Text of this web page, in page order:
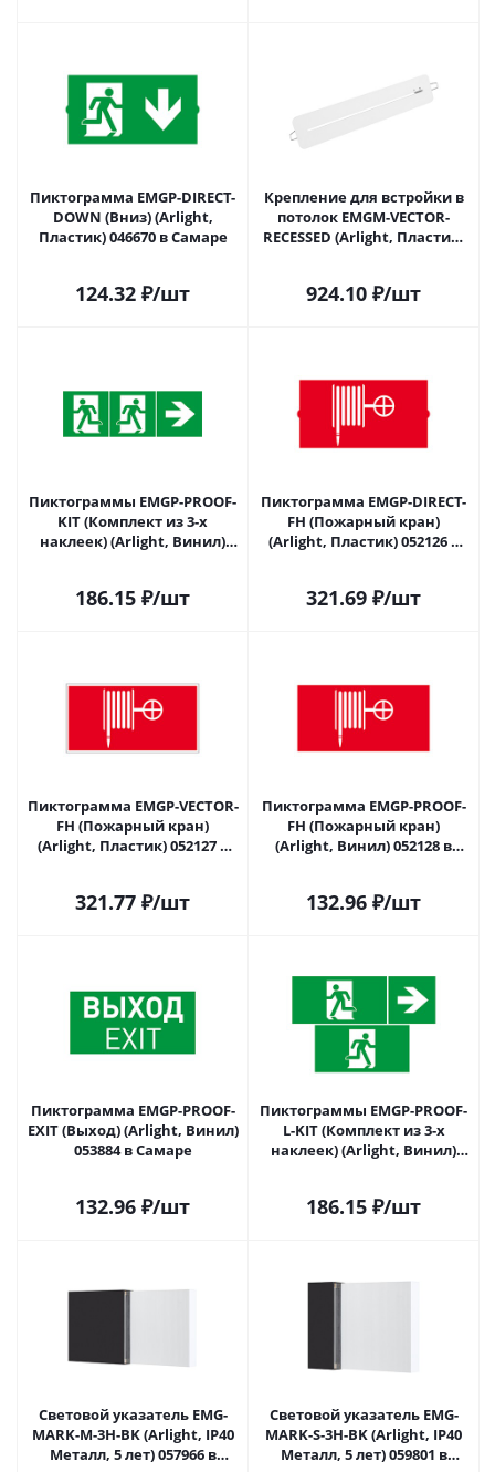
Пиктограмма EMGP-DIRECT-
DOWN (Вниз) (Arlight,
Пластик) 046670 в Самаре
124.32 ₽/шт
Крепление для встройки в
потолок EMGM-VECTOR-
RECESSED (Arlight, Пластик)
924.10 ₽/шт
Пиктограммы EMGP-PROOF-
KIT (Комплект из 3-х
наклеек) (Arlight, Винил)
186.15 ₽/шт
Пиктограмма EMGP-DIRECT-
FH (Пожарный кран)
(Arlight, Пластик) 052126 в
321.69 ₽/шт
Пиктограмма EMGP-VECTOR-
FH (Пожарный кран)
(Arlight, Пластик) 052127 в
321.77 ₽/шт
Пиктограмма EMGP-PROOF-
FH (Пожарный кран)
(Arlight, Винил) 052128 в
132.96 ₽/шт
Пиктограмма EMGP-PROOF-
EXIT (Выход) (Arlight, Винил)
053884 в Самаре
132.96 ₽/шт
Пиктограммы EMGP-PROOF-
L-KIT (Комплект из 3-х
наклеек) (Arlight, Винил)
186.15 ₽/шт
Световой указатель EMG-
MARK-M-3H-BK (Arlight, IP40
Металл, 5 лет) 057966 в
Световой указатель EMG-
MARK-S-3H-BK (Arlight, IP40
Металл, 5 лет) 059801 в